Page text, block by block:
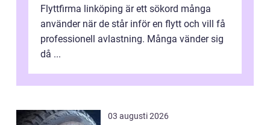
Flyttfirma linköping är ett sökord många
använder när de står inför en flytt och vill få
professionell avlastning. Många vänder sig
då ...
03 augusti 2026